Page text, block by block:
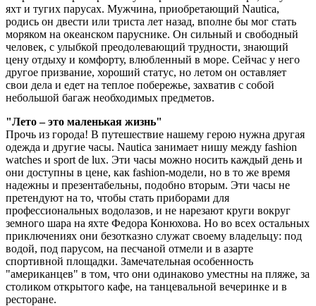
яхт и тугих парусах. Мужчина, приобретающий Nautica,
родись он двести или триста лет назад, вполне бы мог стать
моряком на океанском паруснике. Он сильный и свободный
человек, с улыбкой преодолевающий трудности, знающий
цену отдыху и комфорту, влюбленный в море. Сейчас у него
другое призвание, хороший статус, но летом он оставляет
свои дела и едет на теплое побережье, захватив с собой
небольшой багаж необходимых предметов.
"Лето – это маленькая жизнь"
Прочь из города! В путешествие нашему герою нужна другая
одежда и другие часы. Nautica занимает нишу между fashion
watches и sport de lux. Эти часы можно носить каждый день и
они доступны в цене, как fashion-модели, но в то же время
надежны и презентабельны, подобно вторым. Эти часы не
претендуют на то, чтобы стать приборами для
профессиональных водолазов, и не нарезают круги вокруг
земного шара на яхте Федора Конюхова. Но во всех остальных
приключениях они безотказно служат своему владельцу: под
водой, под парусом, на песчаной отмели и в азарте
спортивной площадки. Замечательная особенность
"американцев" в том, что они одинаково уместны на пляже, за
столиком открытого кафе, на танцевальной вечеринке и в
ресторане.